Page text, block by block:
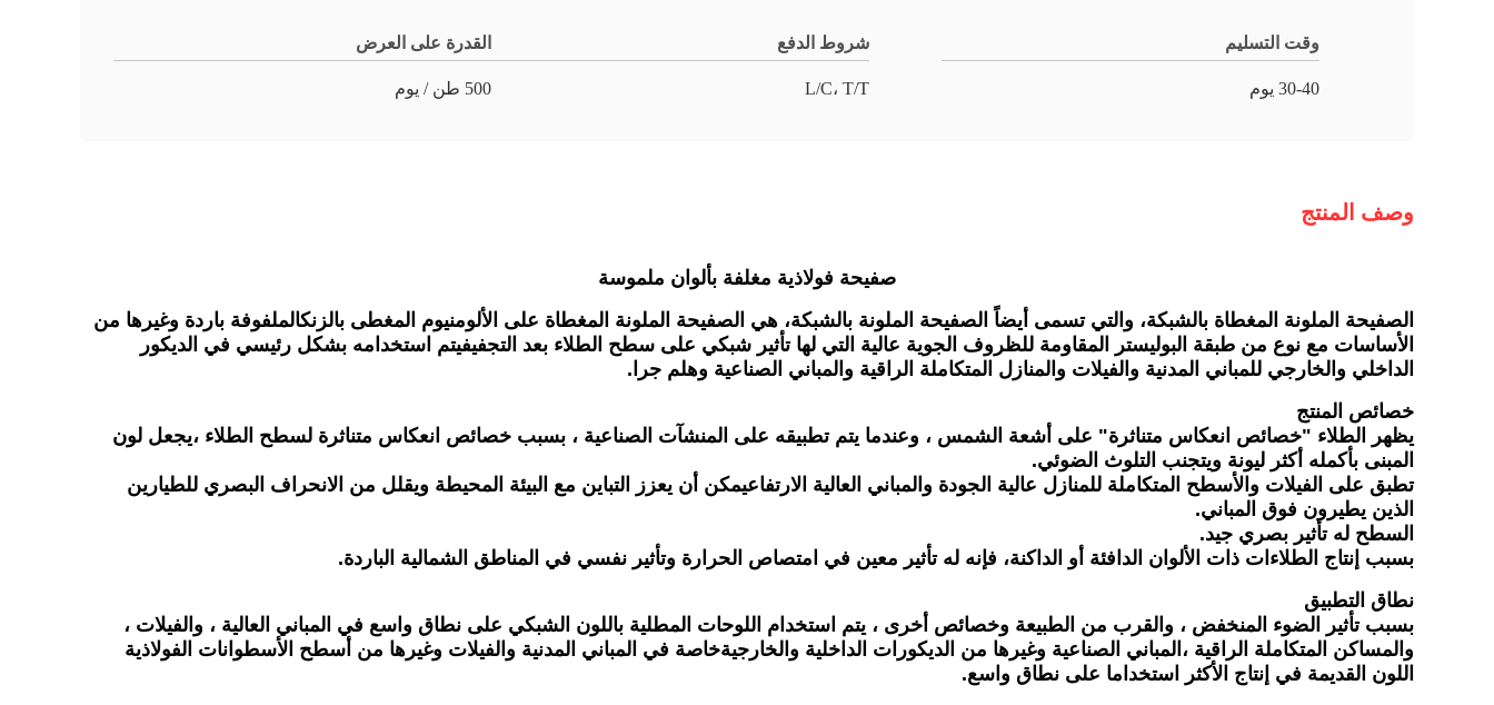
وقت التسليم
30-40 يوم
شروط الدفع
L/C، T/T
القدرة على العرض
500 طن / يوم
وصف المنتج
صفيحة فولاذية مغلفة بألوان ملموسة
الصفيحة الملونة المغطاة بالشبكة، والتي تسمى أيضاً الصفيحة الملونة بالشبكة، هي الصفيحة الملونة المغطاة على الألومنيوم المغطى بالزنكالملفوفة باردة وغيرها من
الأساسات مع نوع من طبقة البوليستر المقاومة للظروف الجوية عالية التي لها تأثير شبكي على سطح الطلاء بعد التجفيفيتم استخدامه بشكل رئيسي في الديكور
الداخلي والخارجي للمباني المدنية والفيلات والمنازل المتكاملة الراقية والمباني الصناعية وهلم جرا.
خصائص المنتج
يظهر الطلاء "خصائص انعكاس متناثرة" على أشعة الشمس ، وعندما يتم تطبيقه على المنشآت الصناعية ، بسبب خصائص انعكاس متناثرة لسطح الطلاء ،يجعل لون
المبنى بأكمله أكثر ليونة ويتجنب التلوث الضوئي.
تطبق على الفيلات والأسطح المتكاملة للمنازل عالية الجودة والمباني العالية الارتفاعيمكن أن يعزز التباين مع البيئة المحيطة ويقلل من الانحراف البصري للطيارين
الذين يطيرون فوق المباني.
السطح له تأثير بصري جيد.
بسبب إنتاج الطلاءات ذات الألوان الدافئة أو الداكنة، فإنه له تأثير معين في امتصاص الحرارة وتأثير نفسي في المناطق الشمالية الباردة.
نطاق التطبيق
بسبب تأثير الضوء المنخفض ، والقرب من الطبيعة وخصائص أخرى ، يتم استخدام اللوحات المطلية باللون الشبكي على نطاق واسع في المباني العالية ، والفيلات ،
والمساكن المتكاملة الراقية ،المباني الصناعية وغيرها من الديكورات الداخلية والخارجيةخاصة في المباني المدنية والفيلات وغيرها من أسطح الأسطوانات الفولاذية
اللون القديمة في إنتاج الأكثر استخداما على نطاق واسع.